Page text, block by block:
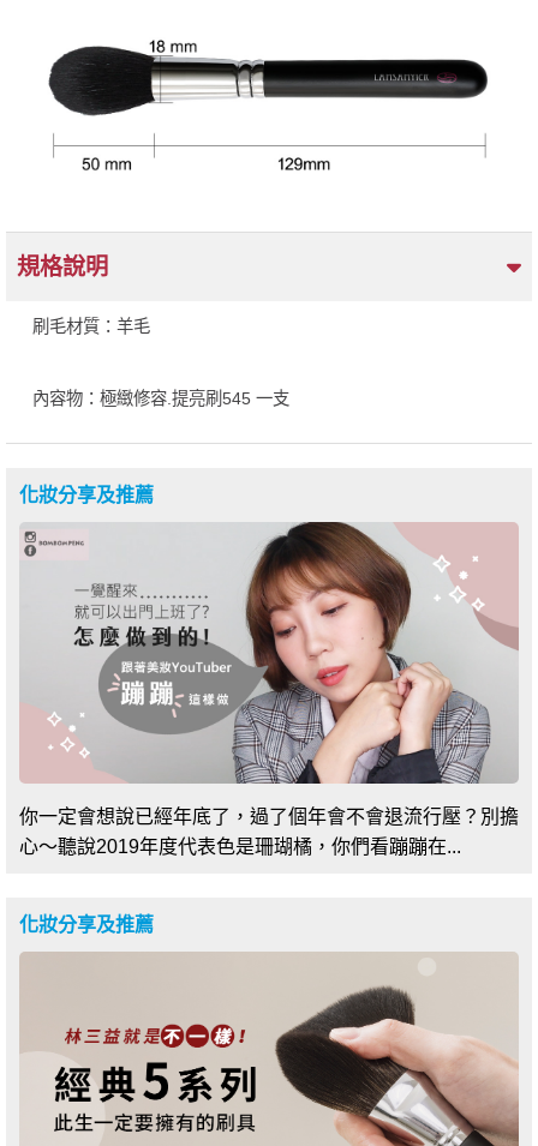
規格說明
刷毛材質：羊毛
內容物：極緻修容.提亮刷545 一支
化妝分享及推薦
你一定會想說已經年底了，過了個年會不會退流行壓？別擔
心～聽說2019年度代表色是珊瑚橘，你們看蹦蹦在...
化妝分享及推薦